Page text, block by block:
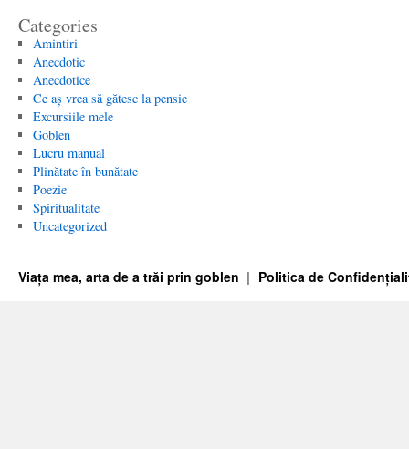
Categories
Amintiri
Anecdotic
Anecdotice
Ce aș vrea să gătesc la pensie
Excursiile mele
Goblen
Lucru manual
Plinătate în bunătate
Poezie
Spiritualitate
Uncategorized
Viața mea, arta de a trăi prin goblen Politica de